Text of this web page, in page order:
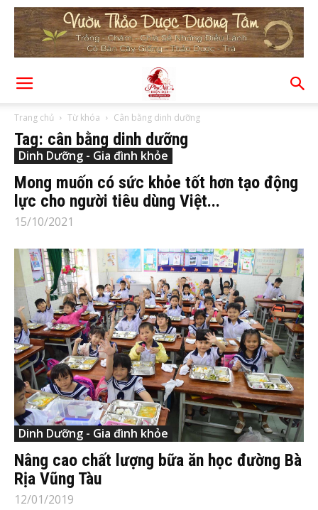
Trang chủ Từ khóa Cân bằng dinh dưỡng
Tag: cân bằng dinh dưỡng
Dinh Dưỡng - Gia đình khỏe
Mong muốn có sức khỏe tốt hơn tạo động
lực cho người tiêu dùng Việt...
15/10/2021
Dinh Dưỡng - Gia đình khỏe
Nâng cao chất lượng bữa ăn học đường Bà
Rịa Vũng Tàu
12/01/2019